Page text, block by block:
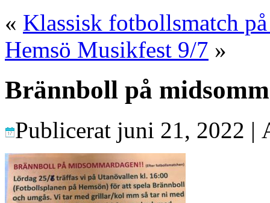
« Klassisk fotbollsmatch
Hemsö Musikfest 9/7 »
Brännboll på
Publicerat juni 21, 2022 |